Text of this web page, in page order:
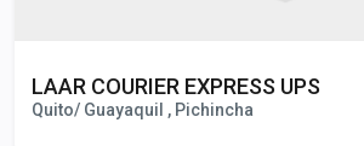
LAAR COURIER EXPRESS UPS
Quito/ Guayaquil , Pichincha